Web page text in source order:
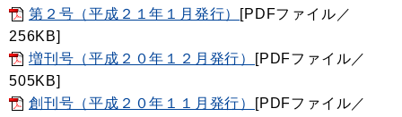
第２号（平成２１年１月発行）
[PDFファイル／
256KB]
増刊号（平成２０年１２月発行）
[PDFファイル／
505KB]
創刊号（平成２０年１１月発行）
[PDFファイル／